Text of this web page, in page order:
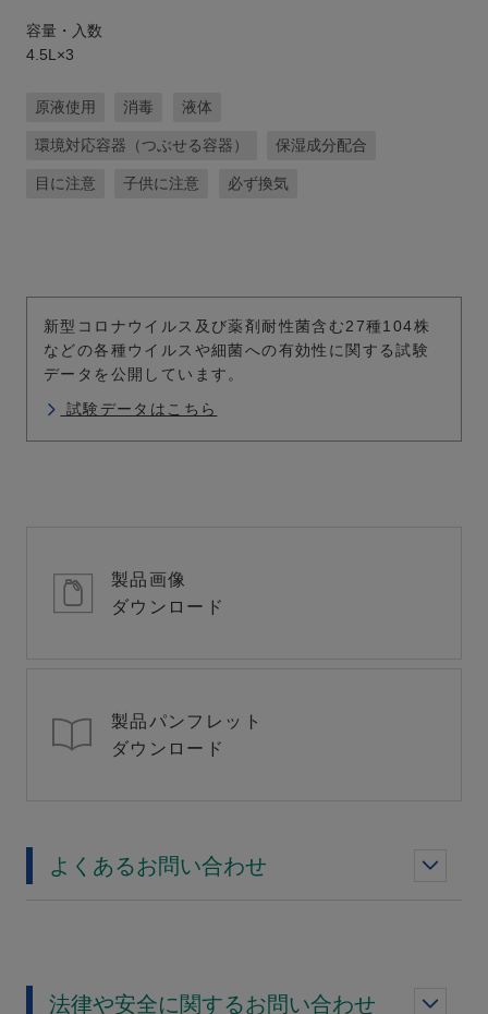
容量・入数
4.5L×3
原液使用 消毒 液体
環境対応容器（つぶせる容器） 保湿成分配合
目に注意 子供に注意 必ず換気
新型コロナウイルス及び薬剤耐性菌含む27種104株
などの各種ウイルスや細菌への有効性に関する試験
データを公開しています。
試験データはこちら
製品画像
ダウンロード
製品パンフレット
ダウンロード
よくあるお問い合わせ
法律や安全に関するお問い合わせ